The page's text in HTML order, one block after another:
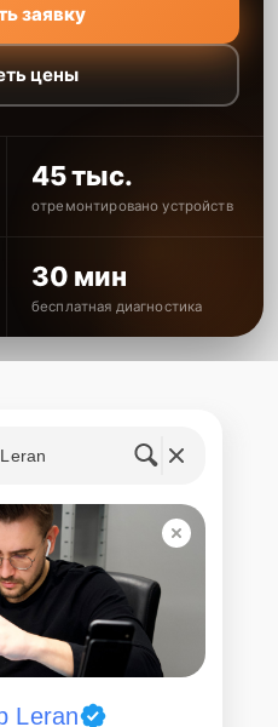
заявку
цены
45 тыс.
отремонтировано устройств
30 мин
бесплатная диагностика
Leran